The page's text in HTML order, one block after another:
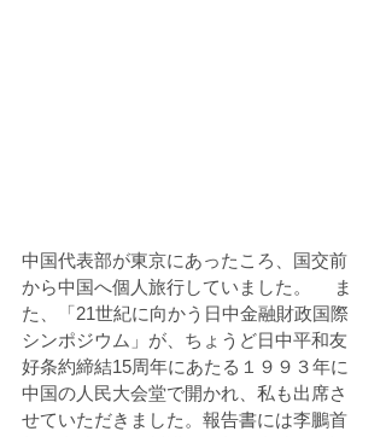
中国代表部が東京にあったころ、国交前
から中国へ個人旅行していました。 　ま
た、「21世紀に向かう日中金融財政国際
シンポジウム」が、ちょうど日中平和友
好条約締結15周年にあたる１９９３年に
中国の人民大会堂で開かれ、私も出席さ
せていただきました。報告書には李鵬首